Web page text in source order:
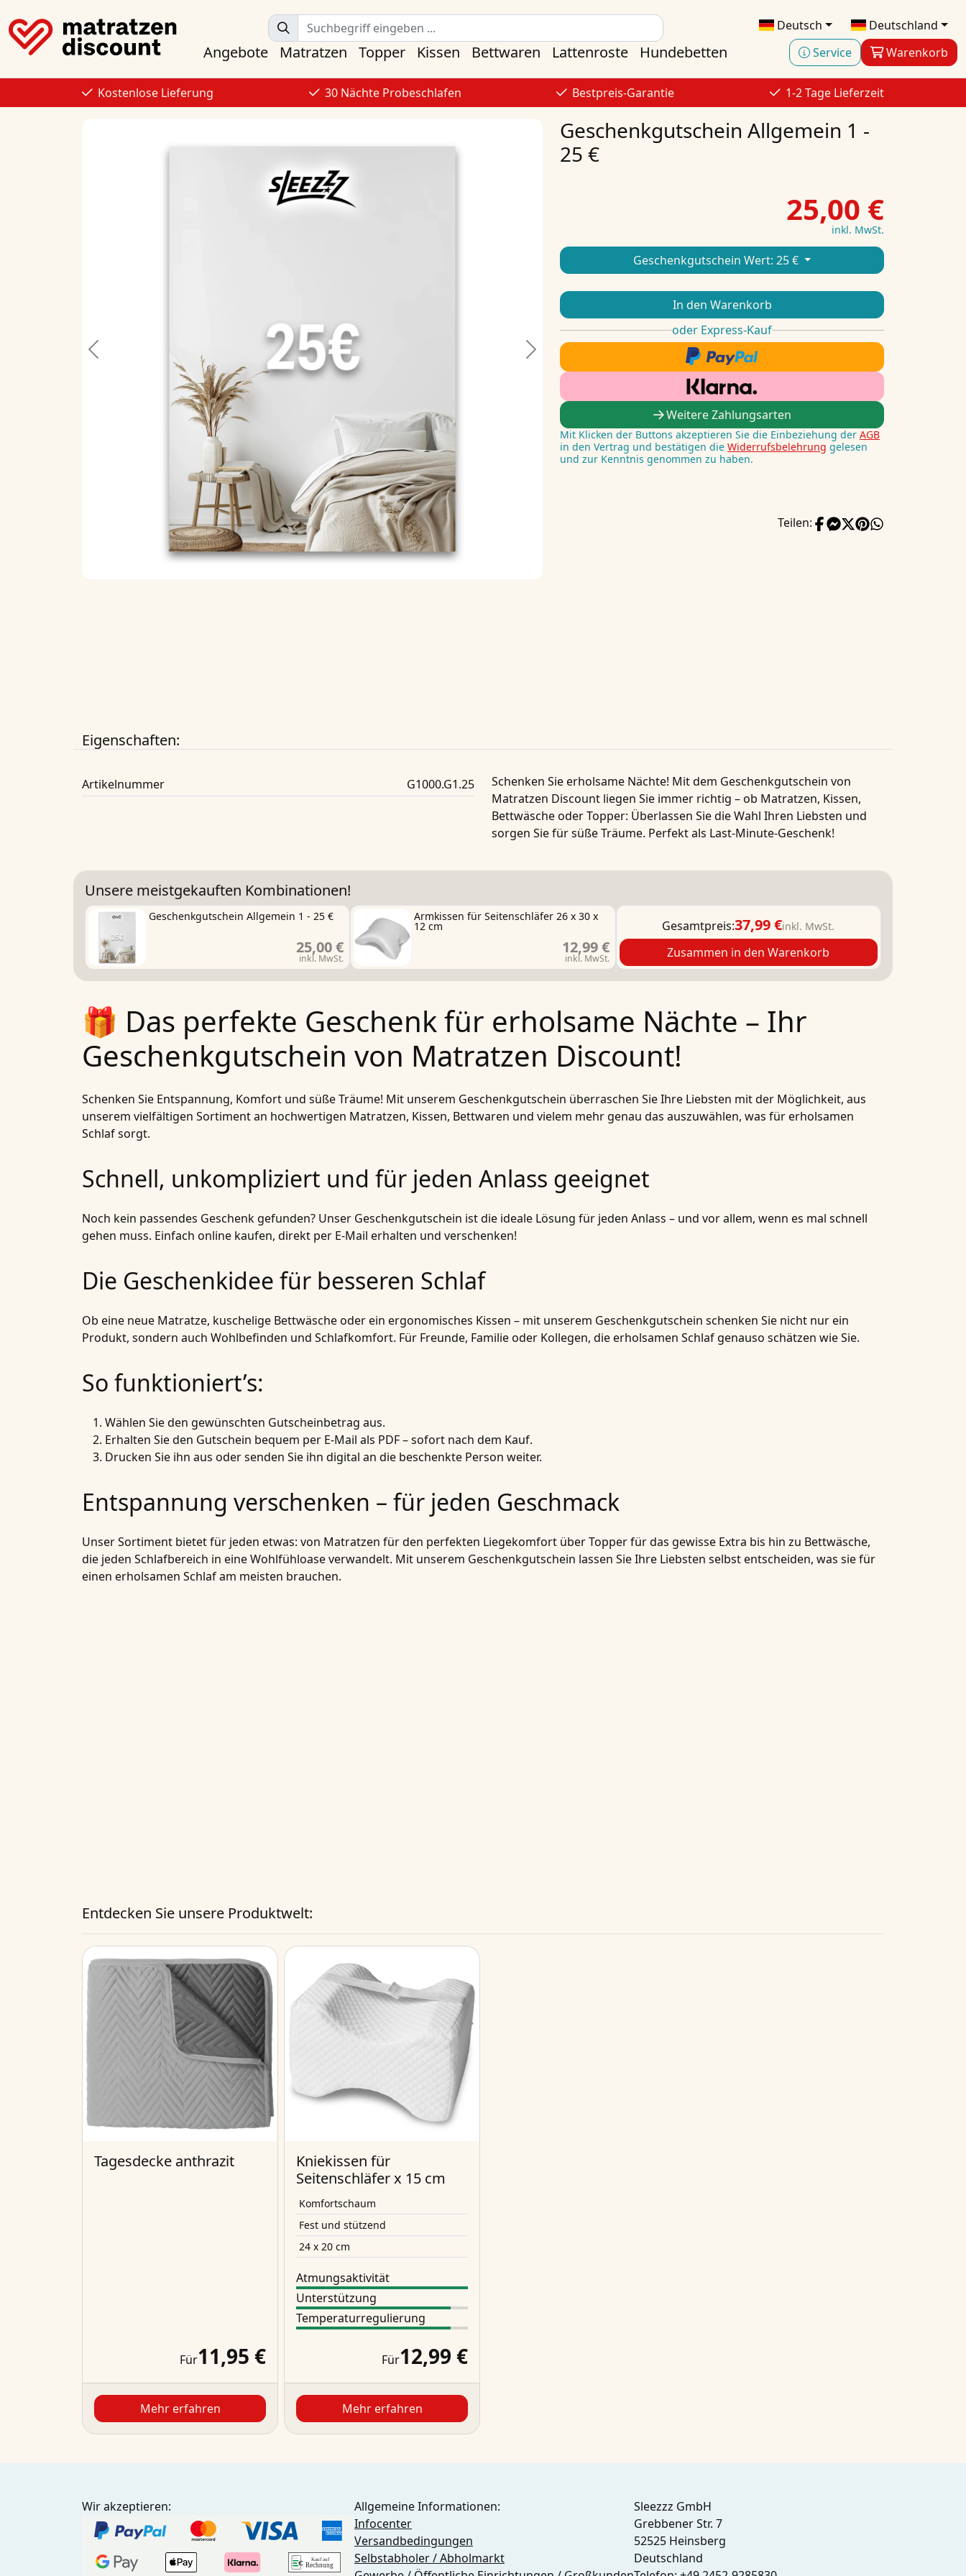
Deutsch
Deutschland
Service
Warenkorb
Angebote Matratzen Topper Kissen Bettwaren Lattenroste Hundebetten
Kostenlose Lieferung 30 Nächte Probeschlafen Bestpreis-Garantie 1-2 Tage Lieferzeit
Previous Next
Geschenkgutschein Allgemein 1 -
25 €
25,00 €
inkl. MwSt.
Geschenkgutschein Wert: 25 €
In den Warenkorb
oder Express-Kauf
Weitere Zahlungsarten
Mit Klicken der Buttons akzeptieren Sie die Einbeziehung der AGB
in den Vertrag und bestätigen die Widerrufsbelehrung gelesen
und zur Kenntnis genommen zu haben.
Teilen:
Eigenschaften:
Artikelnummer G1000.G1.25
Schenken Sie erholsame Nächte! Mit dem Geschenkgutschein von
Matratzen Discount liegen Sie immer richtig – ob Matratzen, Kissen,
Bettwäsche oder Topper: Überlassen Sie die Wahl Ihren Liebsten und
sorgen Sie für süße Träume. Perfekt als Last-Minute-Geschenk!
Unsere meistgekauften Kombinationen!
Geschenkgutschein Allgemein 1 - 25 €
25,00 €
inkl. MwSt.
Armkissen für Seitenschläfer 26 x 30 x
12 cm
12,99 €
inkl. MwSt.
Gesamtpreis:37,99 €inkl. MwSt.
Zusammen in den Warenkorb
🎁 Das perfekte Geschenk für erholsame Nächte – Ihr
Geschenkgutschein von Matratzen Discount!
Schenken Sie Entspannung, Komfort und süße Träume! Mit unserem Geschenkgutschein überraschen Sie Ihre Liebsten mit der Möglichkeit, aus
unserem vielfältigen Sortiment an hochwertigen Matratzen, Kissen, Bettwaren und vielem mehr genau das auszuwählen, was für erholsamen
Schlaf sorgt.
Schnell, unkompliziert und für jeden Anlass geeignet
Noch kein passendes Geschenk gefunden? Unser Geschenkgutschein ist die ideale Lösung für jeden Anlass – und vor allem, wenn es mal schnell
gehen muss. Einfach online kaufen, direkt per E-Mail erhalten und verschenken!
Die Geschenkidee für besseren Schlaf
Ob eine neue Matratze, kuschelige Bettwäsche oder ein ergonomisches Kissen – mit unserem Geschenkgutschein schenken Sie nicht nur ein
Produkt, sondern auch Wohlbefinden und Schlafkomfort. Für Freunde, Familie oder Kollegen, die erholsamen Schlaf genauso schätzen wie Sie.
So funktioniert’s:
Wählen Sie den gewünschten Gutscheinbetrag aus.
Erhalten Sie den Gutschein bequem per E-Mail als PDF – sofort nach dem Kauf.
Drucken Sie ihn aus oder senden Sie ihn digital an die beschenkte Person weiter.
Entspannung verschenken – für jeden Geschmack
Unser Sortiment bietet für jeden etwas: von Matratzen für den perfekten Liegekomfort über Topper für das gewisse Extra bis hin zu Bettwäsche,
die jeden Schlafbereich in eine Wohlfühloase verwandelt. Mit unserem Geschenkgutschein lassen Sie Ihre Liebsten selbst entscheiden, was sie für
einen erholsamen Schlaf am meisten brauchen.
Entdecken Sie unsere Produktwelt:
Tagesdecke anthrazit
Für11,95 €
Mehr erfahren
Kniekissen für
Seitenschläfer x 15 cm
Komfortschaum
Fest und stützend
24 x 20 cm
Atmungsaktivität
Unterstützung
Temperaturregulierung
Für12,99 €
Mehr erfahren
Wir akzeptieren:
Allgemeine Informationen:
Infocenter
Versandbedingungen
Selbstabholer / Abholmarkt
Sleezzz GmbH
Grebbener Str. 7
52525 Heinsberg
Deutschland